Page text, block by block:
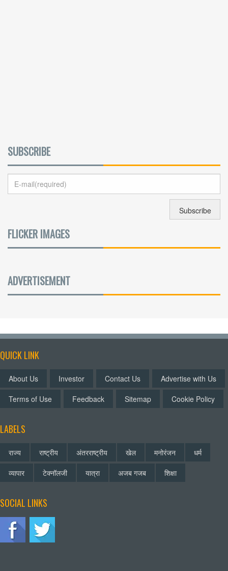
SUBSCRIBE
FLICKER IMAGES
ADVERTISEMENT
QUICK LINK
About Us Investor Contact Us
Advertise with Us
Terms of Use
Feedback Sitemap Cookie Policy
LABELS
राज्य राष्ट्रीय अंतरराष्ट्रीय खेल मनोरंजन
धर्म
व्यापार
टेक्नॉलजी यात्रा अजब गजब शिक्षा
SOCIAL LINKS